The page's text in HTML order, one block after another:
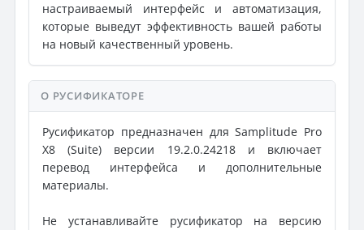
настраиваемый интерфейс и автоматизация,
которые выведут эффективность вашей работы
на новый качественный уровень.
О РУСИФИКАТОРЕ
Русификатор предназначен для Samplitude Pro
X8 (Suite) версии 19.2.0.24218 и включает
перевод интерфейса и дополнительные
материалы.
Не устанавливайте русификатор на версию